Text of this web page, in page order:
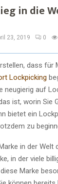
in die
23, 2019 0
dass für
Lockpicking
neugierig auf
ist, worin Sie
bietet ein
zu
in der Welt
in der viele
Marke